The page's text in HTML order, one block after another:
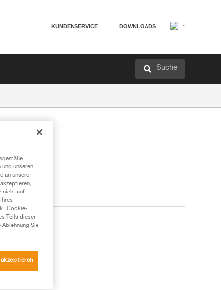
KUNDENSERVICE DOWNLOADS
Suche
und unseren
an unsere
nicht auf
„Cookie-
Teils dieser
Ablehnung Sie